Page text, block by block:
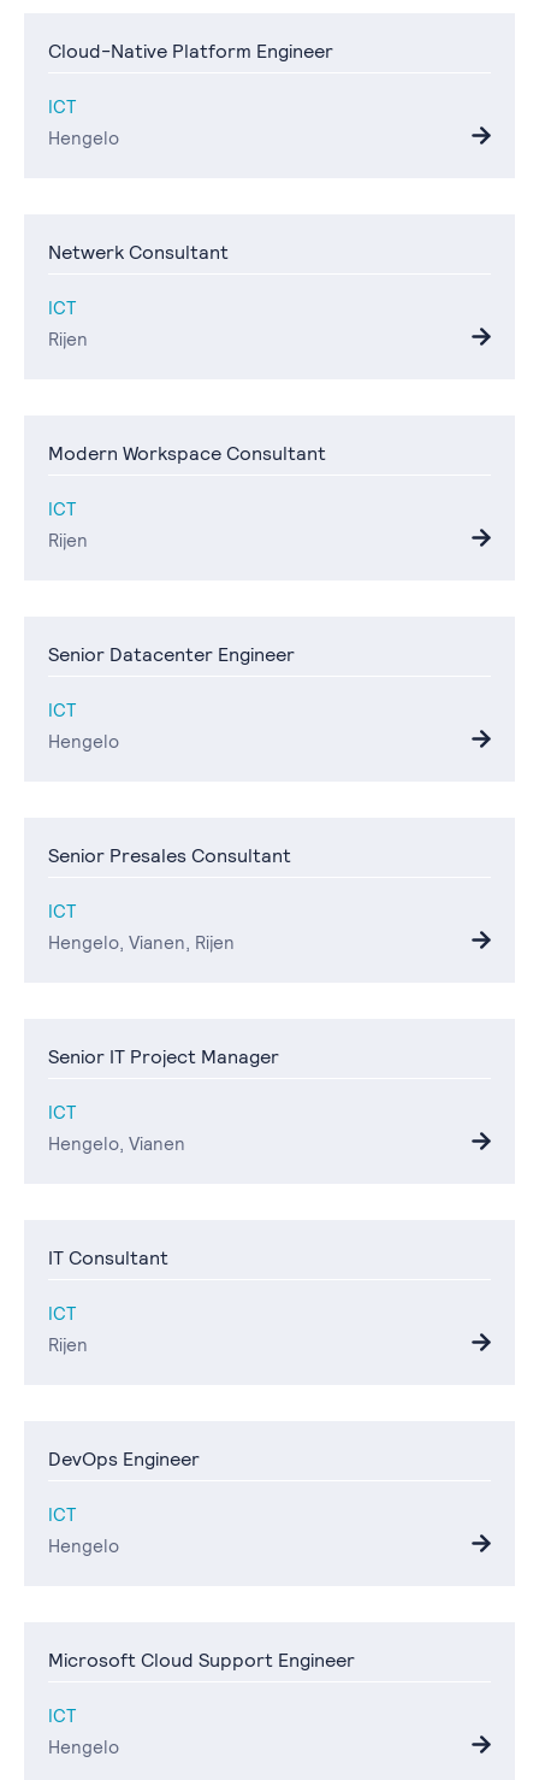
Cloud-Native Platform Engineer
ICT
Hengelo
Netwerk Consultant
ICT
Rijen
Modern Workspace Consultant
ICT
Rijen
Senior Datacenter Engineer
ICT
Hengelo
Senior Presales Consultant
ICT
Hengelo, Vianen, Rijen
Senior IT Project Manager
ICT
Hengelo, Vianen
IT Consultant
ICT
Rijen
DevOps Engineer
ICT
Hengelo
Microsoft Cloud Support Engineer
ICT
Hengelo